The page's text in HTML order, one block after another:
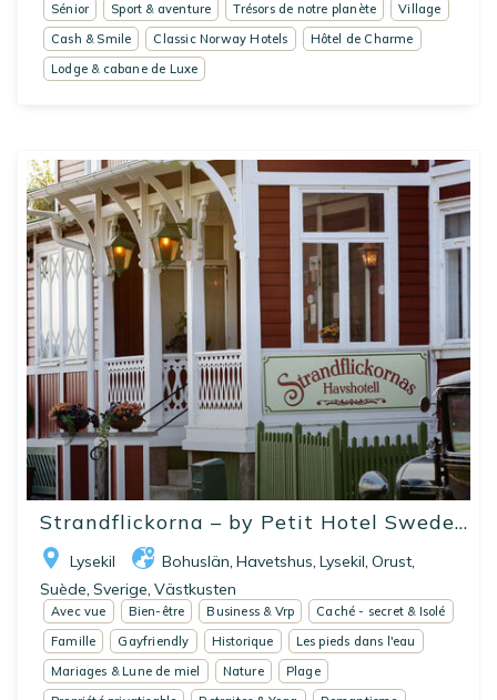
Sénior
Sport & aventure Trésors de notre planète
Village
Cash & Smile
Classic Norway Hotels
Hôtel de Charme
Lodge & cabane de Luxe
Strandflickorna – by Petit Hotel Swede...
Lysekil Bohuslän, Havetshus, Lysekil, Orust,
Suède, Sverige, Västkusten
Avec vue Bien-être Business & Vrp
Caché - secret & Isolé
Famille
Gayfriendly Historique
Les pieds dans l'eau
Mariages & Lune de miel
Nature
Plage